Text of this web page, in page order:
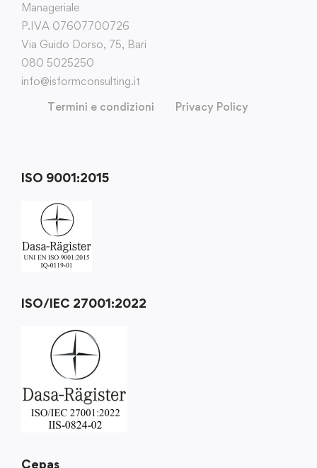
Manageriale
P.IVA 07607700726
Via Guido Dorso, 75, Bari
080 5025250
info@isformconsulting.it
Termini e condizioni
Privacy Policy
ISO 9001:2015
ISO/IEC 27001:2022
Cepas